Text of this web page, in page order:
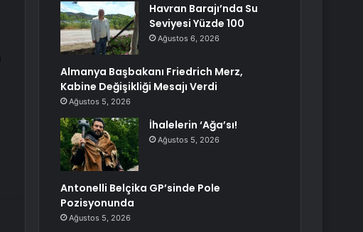
Havran Barajı’nda Su
Seviyesi Yüzde 100
Ağustos 6, 2026
Almanya Başbakanı Friedrich Merz,
Kabine Değişikliği Mesajı Verdi
Ağustos 5, 2026
İhalelerin ‘Ağa’sı!
Ağustos 5, 2026
Antonelli Belçika GP’sinde Pole
Pozisyonunda
Ağustos 5, 2026